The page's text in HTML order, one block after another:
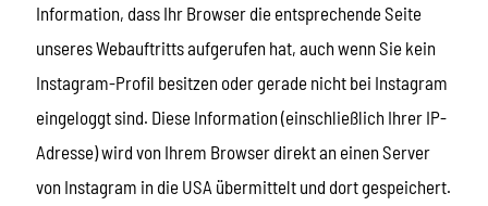
Information, dass Ihr Browser die entsprechende Seite
unseres Webauftritts aufgerufen hat, auch wenn Sie kein
Instagram-Profil besitzen oder gerade nicht bei Instagram
eingeloggt sind. Diese Information (einschließlich Ihrer IP-
Adresse) wird von Ihrem Browser direkt an einen Server
von Instagram in die USA übermittelt und dort gespeichert.